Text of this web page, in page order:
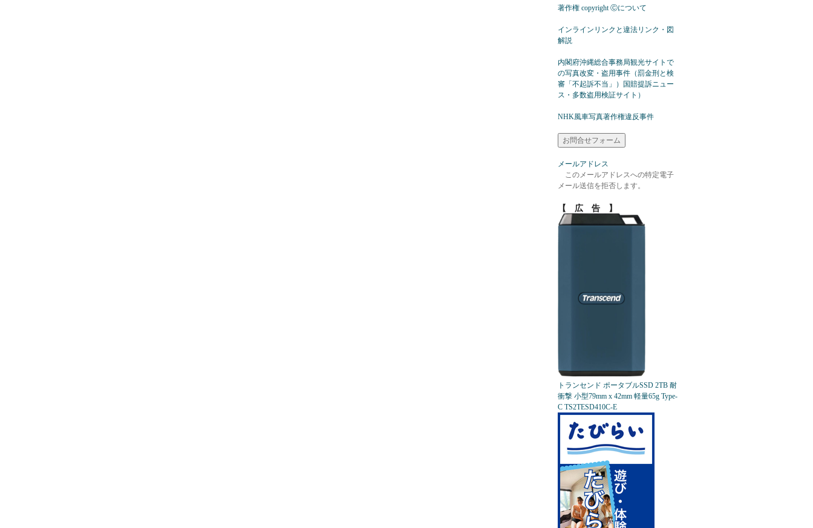
著作権 copyright Ⓒについて
インラインリンクと違法リンク・図
解説
内閣府沖縄総合事務局観光サイトで
の写真改変・盗用事件（罰金刑と検
審「不起訴不当」）国賠提訴ニュー
ス・多数盗用検証サイト）
NHK風車写真著作権違反事件
メールアドレス
このメールアドレスへの特定電子
メール送信を拒否します。
【 広 告 】
トランセンド ポータブルSSD 2TB 耐
衝撃 小型79mm x 42mm 軽量65g Type-
C TS2TESD410C-E